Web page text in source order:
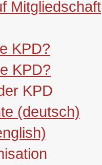
Mitgliedschaft
KPD?
KPD?
KPD
(deutsch)